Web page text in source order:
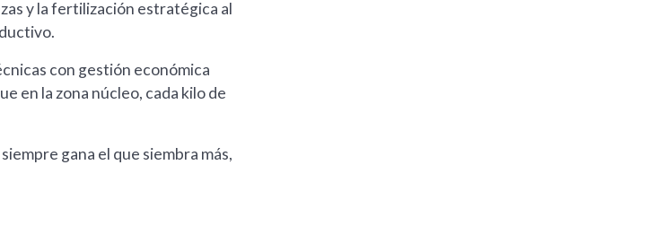
y la fertilización estratégica al
con gestión económica
en la zona núcleo, cada kilo de
gana el que siembra más,